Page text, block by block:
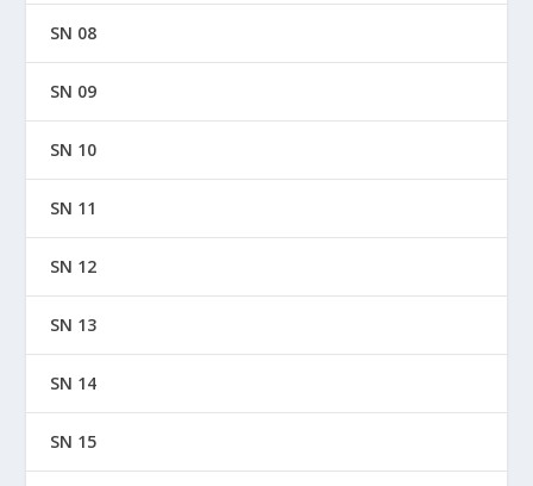
SN 08
SN 09
SN 10
SN 11
SN 12
SN 13
SN 14
SN 15